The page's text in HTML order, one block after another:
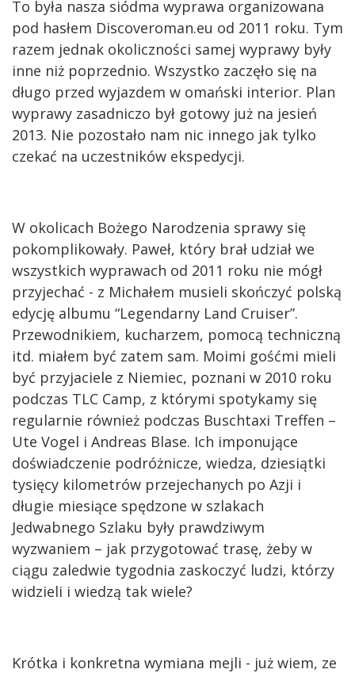
To była nasza siódma wyprawa organizowana
pod hasłem Discoveroman.eu od 2011 roku. Tym
razem jednak okoliczności samej wyprawy były
inne niż poprzednio. Wszystko zaczęło się na
długo przed wyjazdem w omański interior. Plan
wyprawy zasadniczo był gotowy już na jesień
2013. Nie pozostało nam nic innego jak tylko
czekać na uczestników ekspedycji.
W okolicach Bożego Narodzenia sprawy się
pokomplikowały. Paweł, który brał udział we
wszystkich wyprawach od 2011 roku nie mógł
przyjechać - z Michałem musieli skończyć polską
edycję albumu “Legendarny Land Cruiser”.
Przewodnikiem, kucharzem, pomocą techniczną
itd. miałem być zatem sam. Moimi gośćmi mieli
być przyjaciele z Niemiec, poznani w 2010 roku
podczas TLC Camp, z którymi spotykamy się
regularnie również podczas Buschtaxi Treffen –
Ute Vogel i Andreas Blase. Ich imponujące
doświadczenie podróżnicze, wiedza, dziesiątki
tysięcy kilometrów przejechanych po Azji i
długie miesiące spędzone w szlakach
Jedwabnego Szlaku były prawdziwym
wyzwaniem – jak przygotować trasę, żeby w
ciągu zaledwie tygodnia zaskoczyć ludzi, którzy
widzieli i wiedzą tak wiele?
Krótka i konkretna wymiana mejli - już wiem, ze